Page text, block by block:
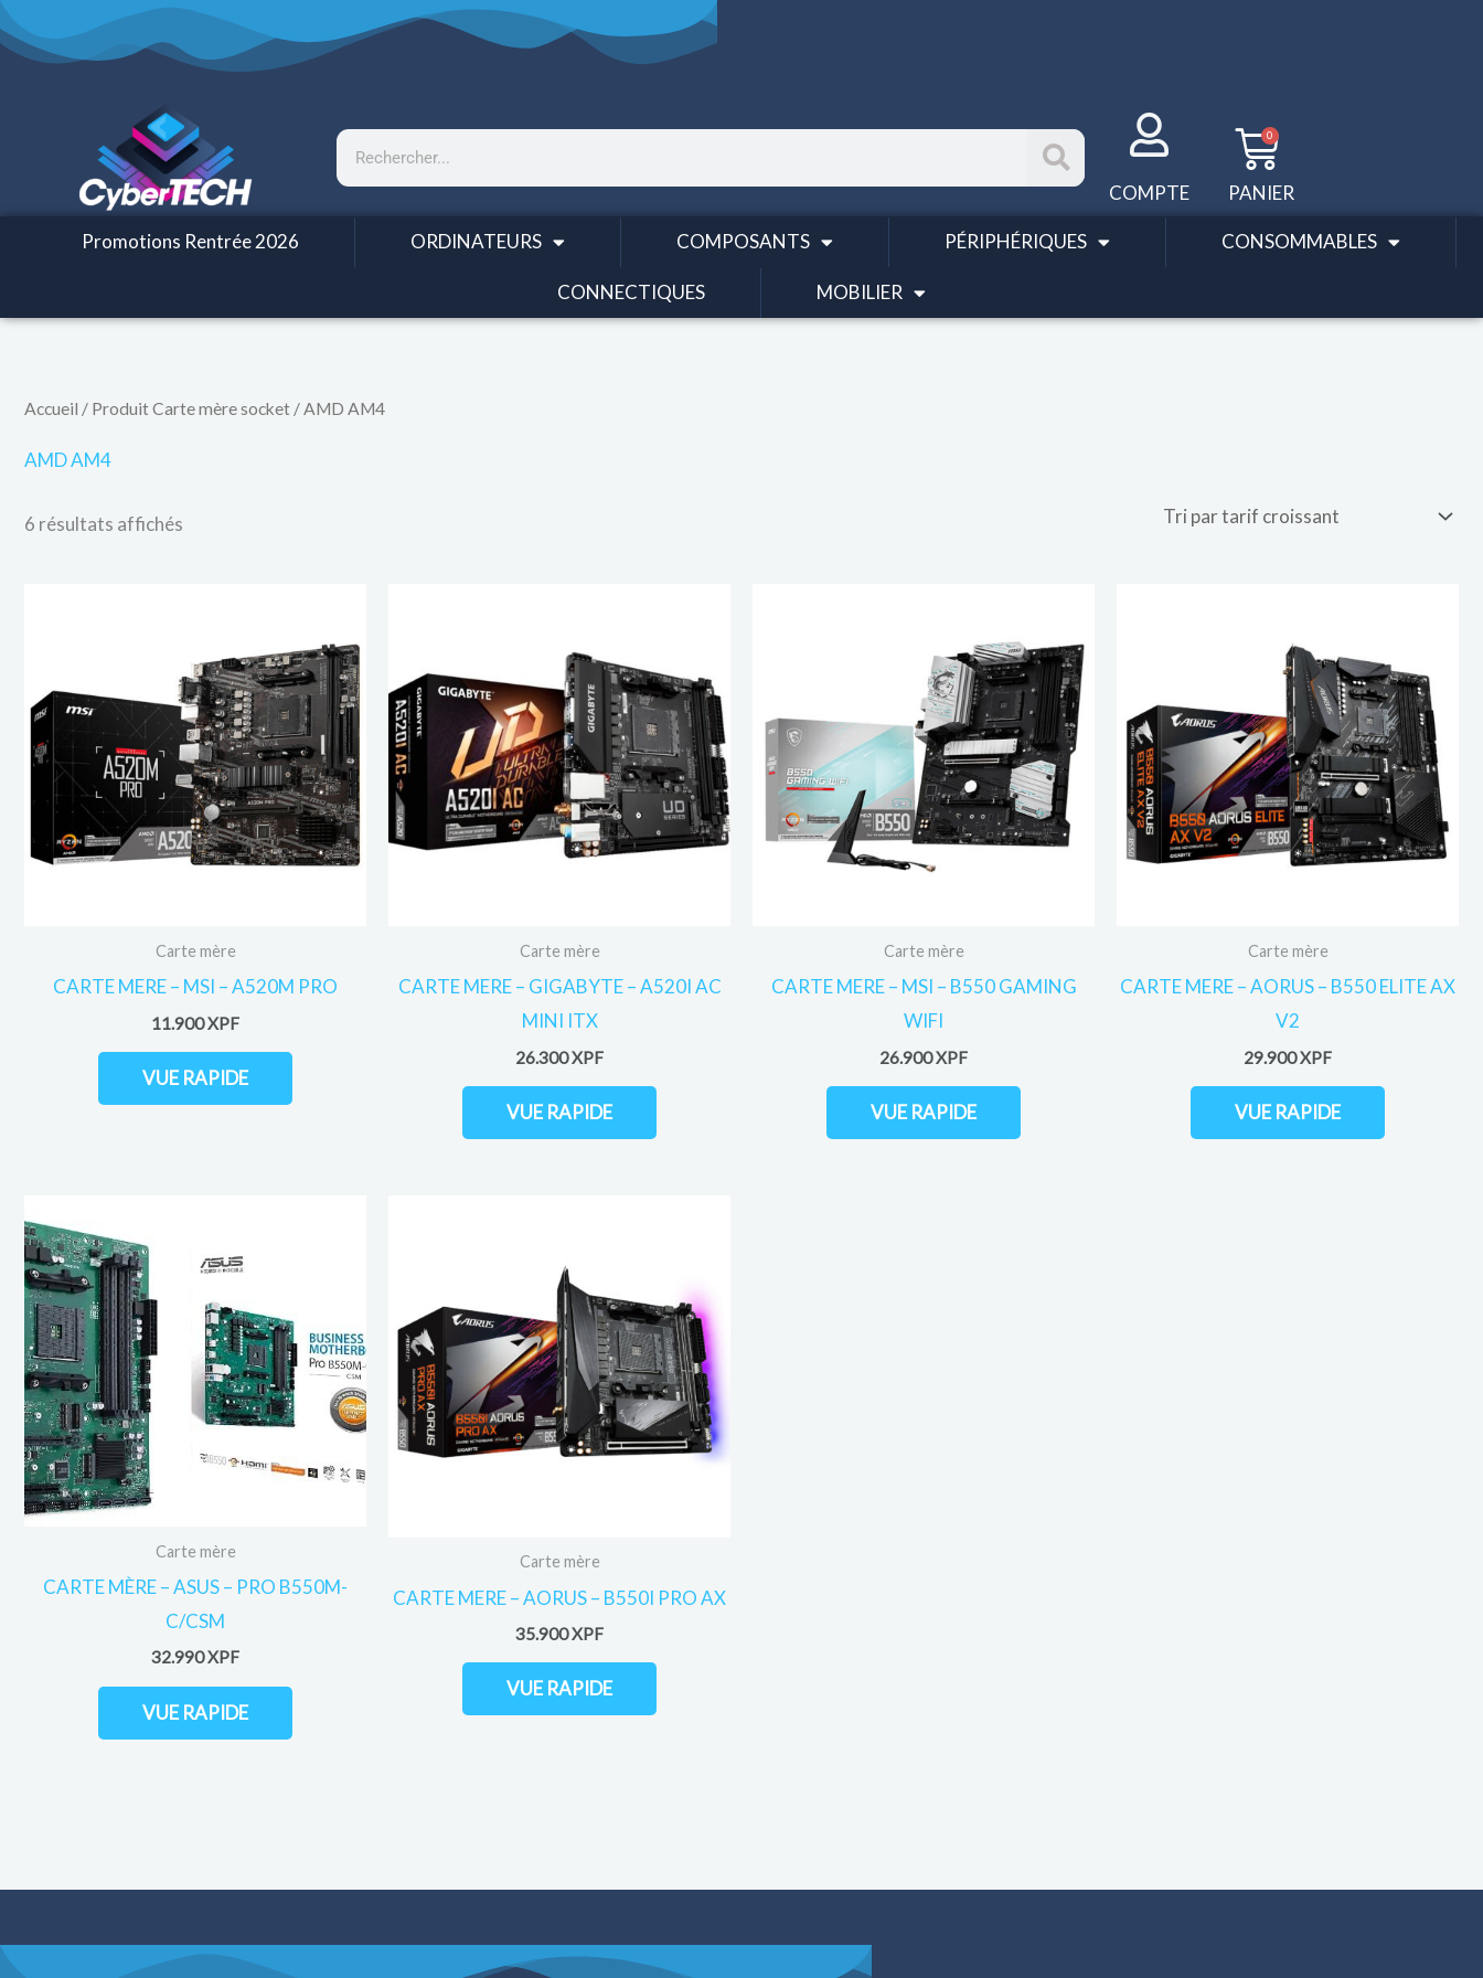
Aller
au
Rechercher
COMPTE
0
Panier
PANIER
Promotions Rentrée 2026 ORDINATEURS COMPOSANTS PÉRIPHÉRIQUES CONSOMMABLES
CONNECTIQUES MOBILIER
Accueil / Produit Carte mère socket / AMD AM4
AMD AM4
6 résultats affichés
Trié
par
Carte mère
CARTE MERE – MSI – A520M PRO
11.900XPF
VUE RAPIDE
Carte mère
CARTE MERE – GIGABYTE – A520I AC
MINI ITX
26.300XPF
VUE RAPIDE
Carte mère
CARTE MERE – MSI – B550 GAMING
WIFI
26.900XPF
VUE RAPIDE
Carte mère
CARTE MERE – AORUS – B550 ELITE AX
V2
29.900XPF
VUE RAPIDE
Carte mère
CARTE MÈRE – ASUS – PRO B550M-
C/CSM
32.990XPF
VUE RAPIDE
Carte mère
CARTE MERE – AORUS – B550I PRO AX
35.900XPF
VUE RAPIDE